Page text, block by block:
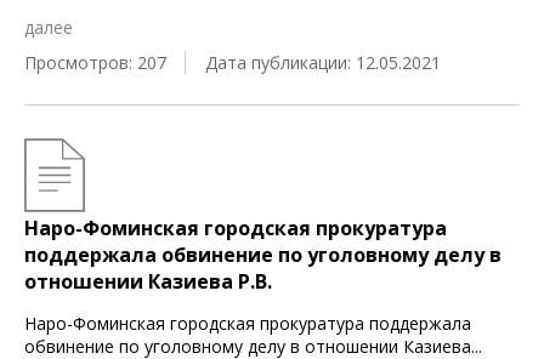
далее
Просмотров: 207
Дата публикации: 12.05.2021
Наро-Фоминская городская прокуратура
поддержала обвинение по уголовному делу в
отношении Казиева Р.В.
Наро-Фоминская городская прокуратура поддержала
обвинение по уголовному делу в отношении Казиева...